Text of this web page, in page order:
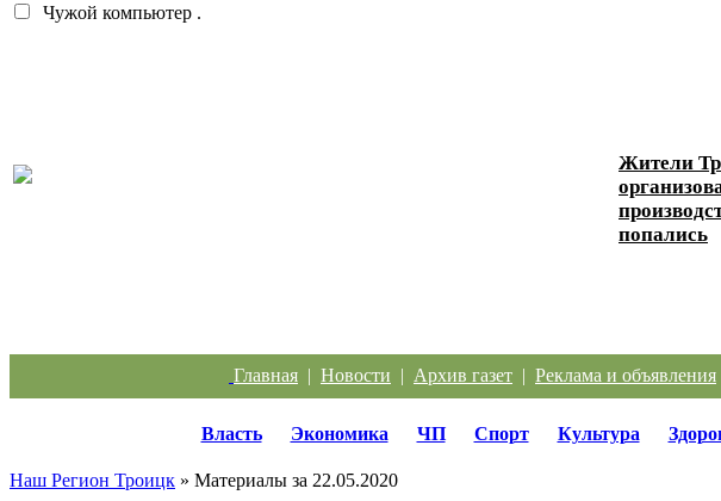
Чужой компьютер .
Жители
попались
Главная | Новости | Архив газет | Реклама и объявления
Власть Экономика ЧП Спорт Культура
Наш Регион Троицк » Материалы за 22.05.2020